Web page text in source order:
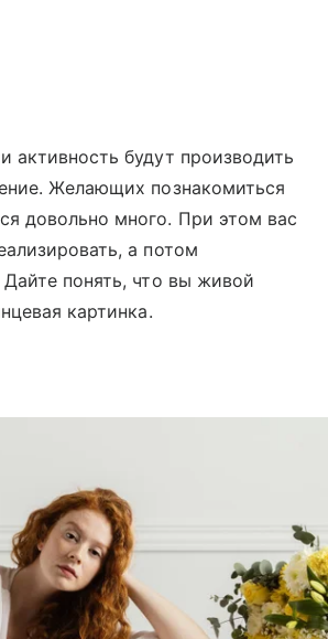
активность будут производить
Желающих познакомиться
довольно много. При этом вас
а потом
Дайте понять, что вы живой
картинка.